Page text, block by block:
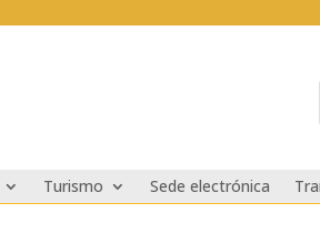
Turismo Sede electrónica